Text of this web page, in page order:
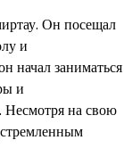
Он посещал
и
начал заниматься
и
Несмотря на свою